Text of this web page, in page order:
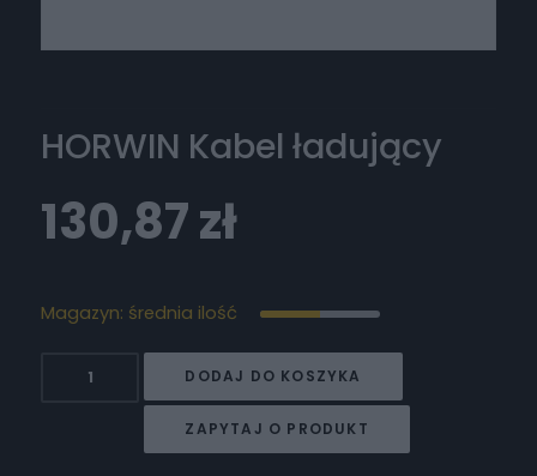
HORWIN Kabel ładujący
130,87zł
Magazyn: średnia ilość
DODAJ DO KOSZYKA
ZAPYTAJ O PRODUKT